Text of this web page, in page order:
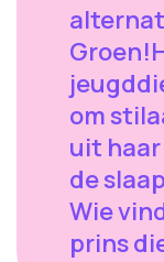
om
uit
de
Wie
prins